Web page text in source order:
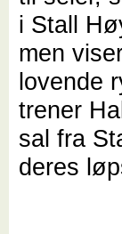
i Stall
men
lovende
trener
sal fra
deres